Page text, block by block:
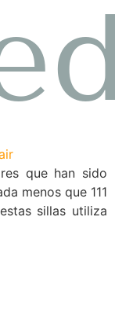
que han sido
menos que 111
sillas utiliza